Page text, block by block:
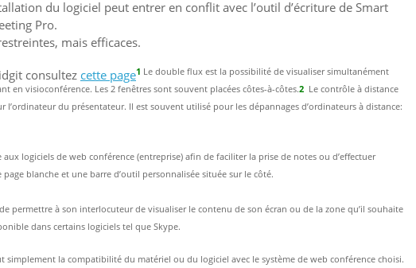
du logiciel peut entrer en conflit avec l’outil d’écriture de Smart
Pro.
mais efficaces.
consultez cette page1 Le double flux est la possibilité de visualiser simultanément
en visioconférence. Les 2 fenêtres sont souvent placées côtes-à-côtes.2 Le contrôle à distance
l’ordinateur du présentateur. Il est souvent utilisé pour les dépannages d’ordinateurs à distance:
logiciels de web conférence (entreprise) afin de faciliter la prise de notes ou d’effectuer
blanche et une barre d’outil personnalisée située sur le côté.
permettre à son interlocuteur de visualiser le contenu de son écran ou de la zone qu’il souhaite
dans certains logiciels tel que Skype.
simplement la compatibilité du matériel ou du logiciel avec le système de web conférence choisi.